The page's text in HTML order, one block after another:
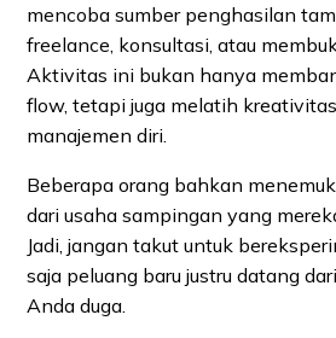
mencoba sumber penghasilan
freelance, konsultasi, atau
Aktivitas ini bukan hanya
flow, tetapi juga melatih
manajemen diri.
Beberapa orang bahkan
dari usaha sampingan yang
Jadi, jangan takut untuk
saja peluang baru justru datang
Anda duga.